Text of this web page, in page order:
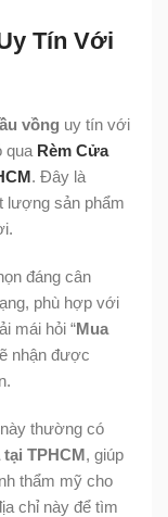
Tín Với
vồng uy tín với
qua Rèm Cửa
. Đây là
lượng sản phẩm
đáng cân
phù hợp với
mái hỏi “Mua
nhận được
thường có
TPHCM, giúp
thẩm mỹ cho
chỉ này để tìm